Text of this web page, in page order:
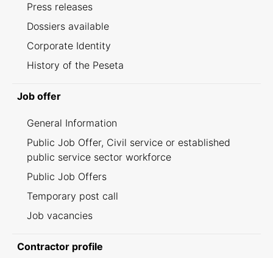
Press releases
Dossiers available
Corporate Identity
History of the Peseta
Job offer
General Information
Public Job Offer, Civil service or established
public service sector workforce
Public Job Offers
Temporary post call
Job vacancies
Contractor profile